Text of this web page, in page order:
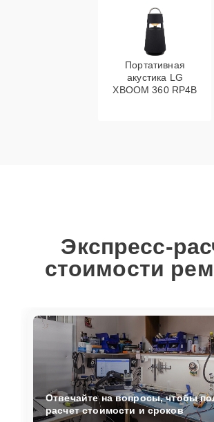
Портативная
акустика LG
XBOOM 360 RP4B
Экспресс-
стоимости
Отвечайте на вопросы, чтобы
расчет стоимости и сроков